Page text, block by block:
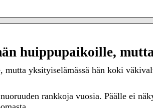
huippupaikoille,
yksityiselämässä hän koki
rankkoja vuosia. Päälle ei